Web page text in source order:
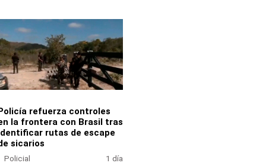
refuerza controles
la frontera con Brasil tras
rutas de escape
sicarios
Policial 1 día